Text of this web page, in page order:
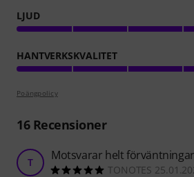
LJUD
HANTVERKSKVALITET
Poängpolicy
16Recensioner
T Motsvarar helt
TONOTES